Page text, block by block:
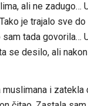
ali ne zadugo…
je trajalo sve
tada govorila…
se desilo, ali
i zatekla